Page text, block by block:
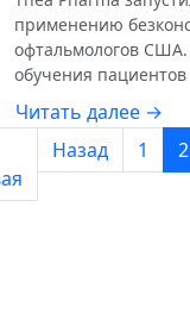
применению
офтальмологов
обучения
Читать далее →
Назад 1 2